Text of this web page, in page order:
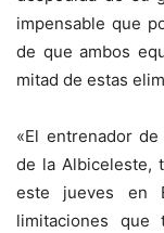
impensable que
de que ambos
mitad de estas
«El entrenador
de la Albiceleste,
este jueves en
limitaciones